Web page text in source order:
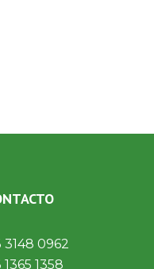
3148 0962
1365 1358